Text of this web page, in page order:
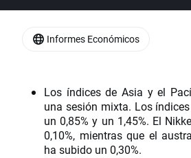
Los índices de Asia y el
una sesión mixta. Los
un 0,85% y un 1,45%. El
0,10%, mientras que el
ha subido un 0,30%.
Informes Económicos